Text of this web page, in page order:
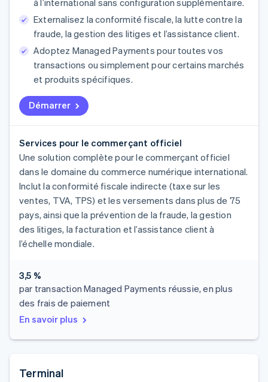
Démarrer
Externalisez la conformité fiscale, la lutte contre la
fraude, la gestion des litiges et l’assistance client.
Adoptez Managed Payments pour toutes vos
transactions ou simplement pour certains marchés
et produits spécifiques.
Services pour le commerçant officiel
Une solution complète pour le commerçant officiel
dans le domaine du commerce numérique international.
Inclut la conformité fiscale indirecte (taxe sur les
ventes, TVA, TPS) et les versements dans plus de 75
pays, ainsi que la prévention de la fraude, la gestion
des litiges, la facturation et l’assistance client à
l’échelle mondiale.
3,5 %
par transaction Managed Payments réussie, en plus
des frais de paiement
En savoir plus
Terminal